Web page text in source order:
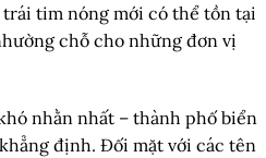
tim nóng mới có thể tồn tại
chỗ cho những đơn vị
nhằn nhất – thành phố biển
định. Đối mặt với các tên